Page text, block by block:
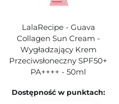
LalaRecipe - Guava
Collagen Sun Cream -
Wygładzający Krem
Przeciwsłoneczny SPF50+
PA++++ - 50ml
Dostępność w punktach: